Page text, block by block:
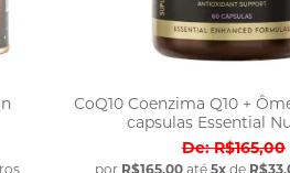
CoQ10 Coenzima Q10 +
capsulas Essential
R$165,00
por R$165,00até 5xde